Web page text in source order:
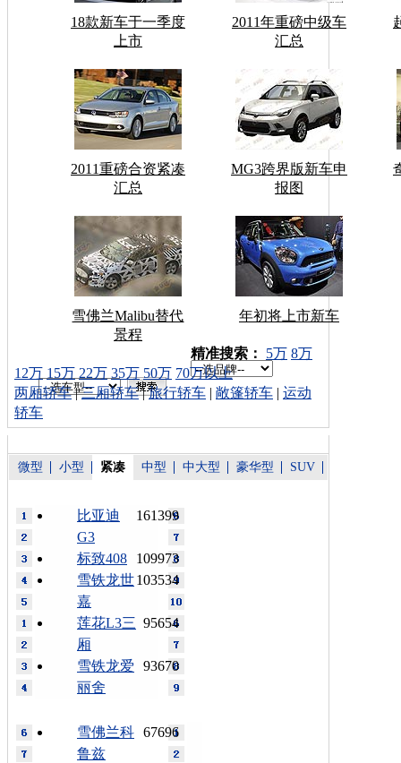
18款新车于一季度
上市
2011年重磅中级车
汇总
2011重磅合资紧凑
汇总
MG3跨界版新车申
报图
雪佛兰Malibu替代
景程
年初将上市新车
车型搜索：
精准搜索： 5万 8万
12万 15万 22万 35万 50万 70万以上
两厢轿车|三厢轿车|旅行轿车 | 敞篷轿车 | 运动
轿车
微型 小型 紧凑 中型 中大型 豪华型 SUV
161399
比亚迪
G3
109973
标致408
103534
雪铁龙世
嘉
95654
莲花L3三
厢
93670
雪铁龙爱
丽舍
67696
雪佛兰科
鲁兹